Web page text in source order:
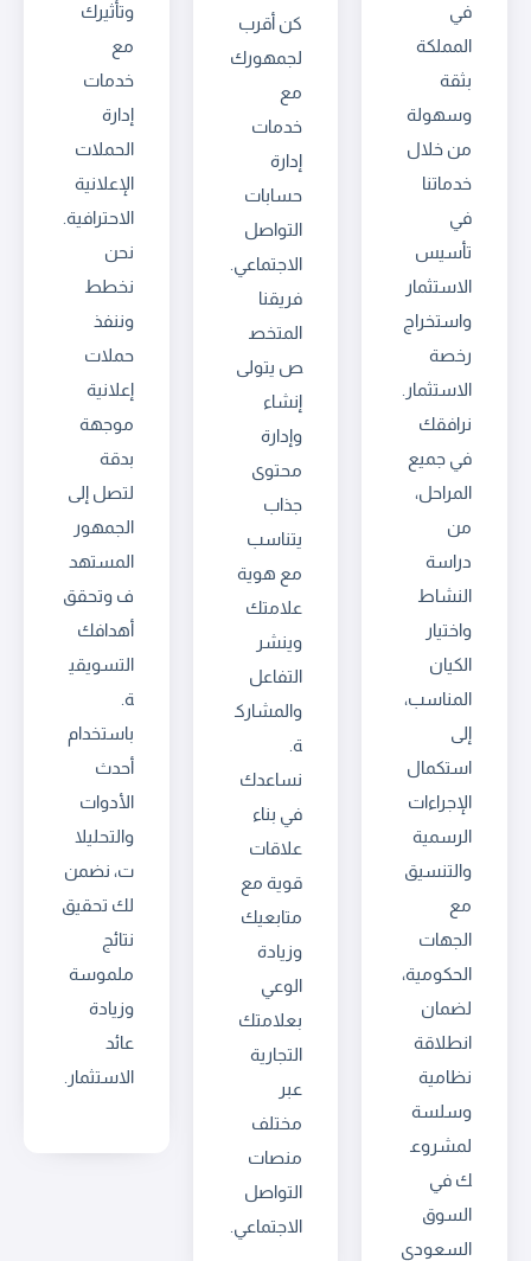
في
المملكة
بثقة
وسهولة
من خلال
خدماتنا
في
تأسيس
الاستثمار
واستخراج
رخصة
الاستثمار.
نرافقك
في جميع
المراحل،
من
دراسة
النشاط
واختيار
الكيان
المناسب،
إلى
استكمال
الإجراءات
الرسمية
والتنسيق
مع
الجهات
الحكومية،
لضمان
انطلاقة
نظامية
وسلسة
لمشروع
ك في
السوق
السعودي
كن أقرب
لجمهورك
مع
خدمات
إدارة
حسابات
التواصل
الاجتماعي.
فريقنا
المتخص
ص يتولى
إنشاء
وإدارة
محتوى
جذاب
يتناسب
مع هوية
علامتك
وينشر
التفاعل
والمشارك
ة.
نساعدك
في بناء
علاقات
قوية مع
متابعيك
وزيادة
الوعي
بعلامتك
التجارية
عبر
مختلف
منصات
التواصل
الاجتماعي.
وتأثيرك
مع
خدمات
إدارة
الحملات
الإعلانية
الاحترافية.
نحن
نخطط
وننفذ
حملات
إعلانية
موجهة
بدقة
لتصل إلى
الجمهور
المستهد
ف وتحقق
أهدافك
التسويقي
ة.
باستخدام
أحدث
الأدوات
والتحليلا
ت، نضمن
لك تحقيق
نتائج
ملموسة
وزيادة
عائد
الاستثمار.